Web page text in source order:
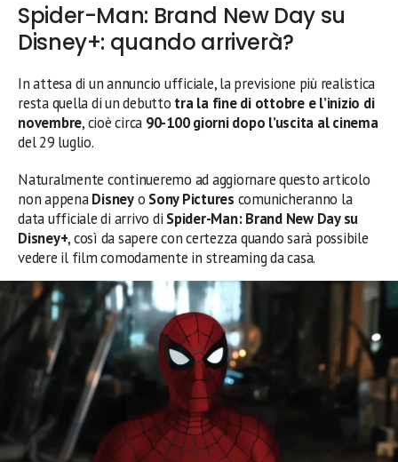
Spider-Man: Brand New Day su
Disney+: quando arriverà?
In attesa di un annuncio ufficiale, la previsione più realistica
resta quella di un debutto tra la fine di ottobre e l’inizio di
novembre, cioè circa 90-100 giorni dopo l’uscita al cinema
del 29 luglio.
Naturalmente continueremo ad aggiornare questo articolo
non appenaDisneyo Sony Pictures comunicheranno la
data ufficiale di arrivo di Spider-Man: Brand New Day su
Disney+, così da sapere con certezza quando sarà possibile
vedere il film comodamente in streaming da casa.